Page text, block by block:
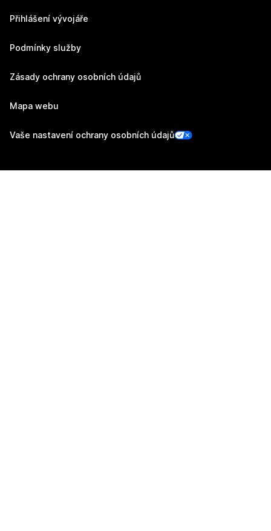
Přihlášení vývojáře
Podmínky služby
Zásady ochrany osobních údajů
Mapa webu
Vaše nastavení ochrany osobních údajů